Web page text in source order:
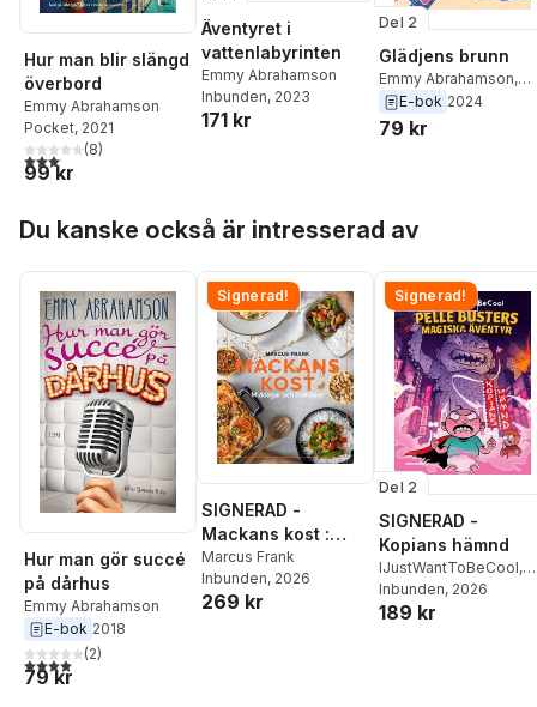
Hur man blir slängd
överbord
Emmy Abrahamson
Pocket, 2021
3,1utav 5 stjärnor. Totalt antal röster:
(8)
99 kr
Äventyret i
vattenlabyrinten
Emmy Abrahamson
Inbunden, 2023
171 kr
Del 2
Glädjens brunn
Emmy Abrahamson,
Hanna Jedvik
E-bok 2024
79 kr
Du kanske också är intresserad av
Hur man gör succé
på dårhus
Emmy Abrahamson
E-bok 2018
4,0utav 5 stjärnor. Totalt antal röster:
(2)
79 kr
Signerad!
SIGNERAD -
Mackans kost :
Middagar och
matlådor
Marcus Frank
Inbunden, 2026
269 kr
Signerad!
Del 2
SIGNERAD -
Kopians hämnd
IJustWantToBeCool,
Joel Adolphson
Ejdemo Beer
Inbunden, 2026
189 kr